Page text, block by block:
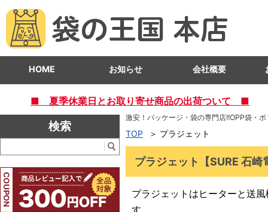
HOME お知らせ 会社概要
■ 夏季休業日とお取り寄せ商品の出荷ついて ■
激安！パッケージ・袋の専門店!!OPP袋・
TOP プラジェット
プラジェット【SURE 石崎
プラジェットはヒーターと送
す。
検索